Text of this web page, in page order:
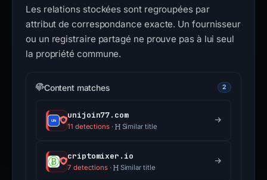
Les relations stockées sont regroupées par
attribut de correspondance exacte. Un fournisseur
ou un registraire partagé ne prouve pas à lui seul
la propriété commune.
Content matches 2
unijoin77.com
11 detections· Similar title
criptomixer.io
7 detections · Similar title